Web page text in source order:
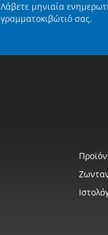
Λάβετε μηνιαία
γραμματοκιβώτιό σας.